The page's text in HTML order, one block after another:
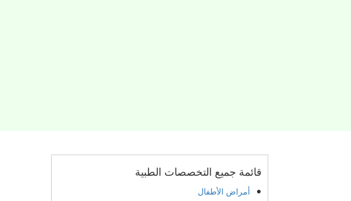
قائمة جميع التخصصات الطبية
أمراض الأطفال